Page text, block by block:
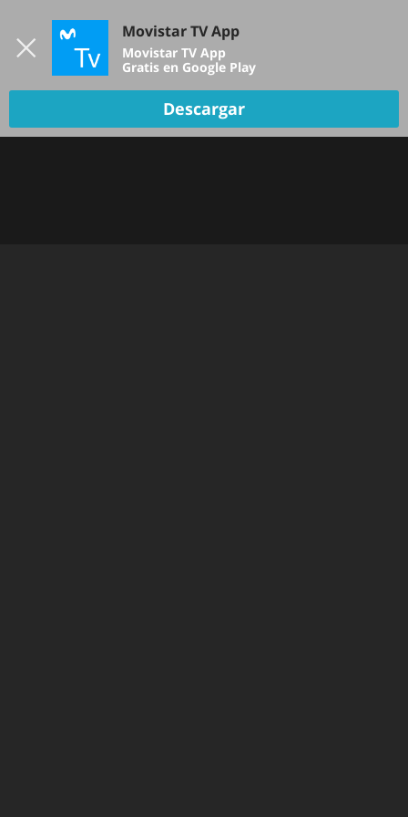
TV EN VIVO
Movistar TV App
Movistar TV App
Gratis en Google Play
Descargar